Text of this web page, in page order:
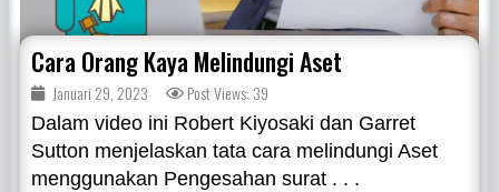
Cara Orang Kaya Melindungi Aset
Januari 29, 2023 Post Views: 39
Dalam video ini Robert Kiyosaki dan Garret
Sutton menjelaskan tata cara melindungi Aset
menggunakan Pengesahan surat . . .